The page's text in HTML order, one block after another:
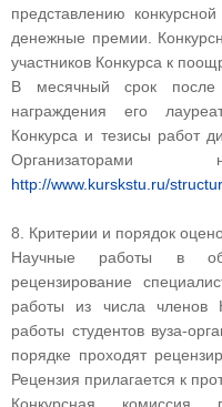
представлению
денежные премии.
участников Конкурса к
В месячный срок после
награждения его
Конкурса и тезисы работ
http://www.kurskstu.ru/
8. Критерии и порядок
Научные работы в
рецензирование
работы из числа членов
работы студентов вуза-
порядке проходят
Рецензия прилагается к